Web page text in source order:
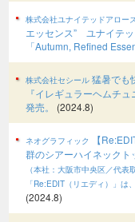
株式会社ユナイテッドアロー
エッセンス” ユナイテ
「Autumn, Refined
株式会社セシール 猛暑でも
『イレギュラーヘムチ
発売。
(2024.8)
ネオグラフィック
【
群のシアーハイネックト
（本社：大阪市中央区／代
「Re:EDIT（リエディ）」は
(2024.8)